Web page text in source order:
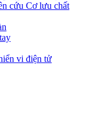
cứu Cơ lưu chất
vi điện tử